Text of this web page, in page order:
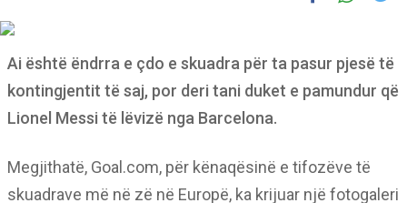
Ai është ëndrra e çdo e skuadra për ta pasur pjesë të
kontingjentit të saj, por deri tani duket e pamundur që
Lionel Messi të lëvizë nga Barcelona.
Megjithatë, Goal.com, për kënaqësinë e tifozëve të
skuadrave më në zë në Europë, ka krijuar një fotogaleri